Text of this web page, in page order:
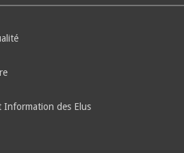
Information des Elus